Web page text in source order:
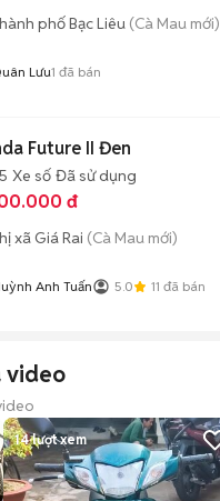
phố Bạc Liêu (Cà Mau mới)
Lưu1 đã bán
Future II Đen
Xe số Đã sử dụng
đ
xã Giá Rai (Cà Mau mới)
Anh Tuấn 5.0 11 đã bán
video
14lượt xem